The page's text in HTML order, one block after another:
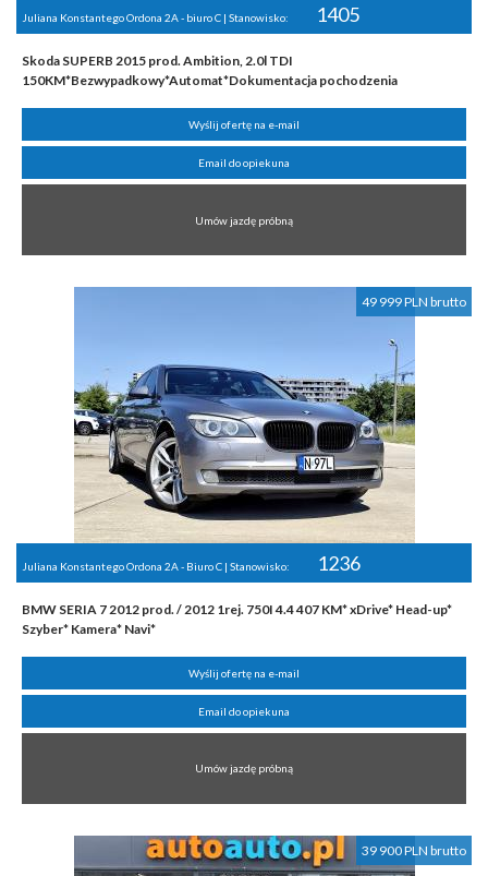
Juliana Konstantego Ordona 2A - biuro C | Stanowisko: 1405
Skoda SUPERB 2015 prod. Ambition, 2.0l TDI
150KM*Bezwypadkowy*Automat*Dokumentacja pochodzenia
Wyślij ofertę na e-mail
Email do opiekuna
Umów jazdę próbną
49 999 PLN brutto
Juliana Konstantego Ordona 2A - Biuro C | Stanowisko: 1236
BMW SERIA 7 2012 prod. / 2012 1rej. 750I 4.4 407 KM* xDrive* Head-up*
Szyber* Kamera* Navi*
Wyślij ofertę na e-mail
Email do opiekuna
Umów jazdę próbną
39 900 PLN brutto